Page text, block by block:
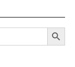
Search Button